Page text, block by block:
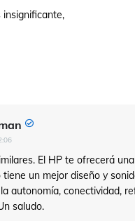
insignificante,
El HP te ofrecerá
tiene un mejor diseño y
autonomía, conectividad,
saludo.